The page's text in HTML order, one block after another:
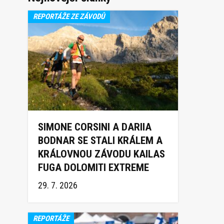
REPORTÁŽE ZE ZÁVODŮ
SIMONE CORSINI A DARIIA
BODNAR SE STALI KRÁLEM A
KRÁLOVNOU ZÁVODU KAILAS
FUGA DOLOMITI EXTREME
TRAIL 2026
29. 7. 2026
REPORTÁŽE